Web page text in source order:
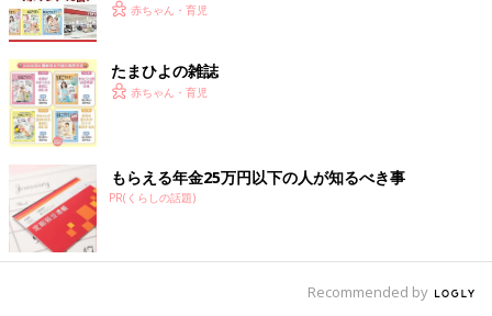
赤ちゃん・育児
たまひよの雑誌
赤ちゃん・育児
もらえる年金25万円以下の人が知るべき事
PR(くらしの話題)
Recommended by